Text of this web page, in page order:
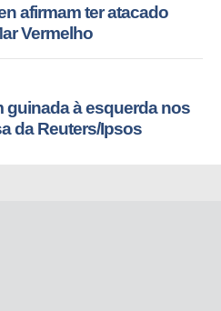
afirmam ter atacado
Vermelho
guinada à esquerda nos
da Reuters/Ipsos